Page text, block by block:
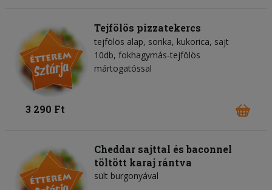
Tejfölös pizzatekercs
tejfölös alap sonka kukorica sajt
10db, fokhagymás-tejfölös
mártogatóssal
3 290 Ft
Cheddar sajttal és baconnel
töltött karaj rántva
sült burgonyával